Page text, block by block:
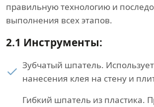
правильную технологию и
выполнения всех этапов.
2.1 Инструменты:
Зубчатый шпатель.
нанесения клея на стену и
Гибкий шпатель из пластика.